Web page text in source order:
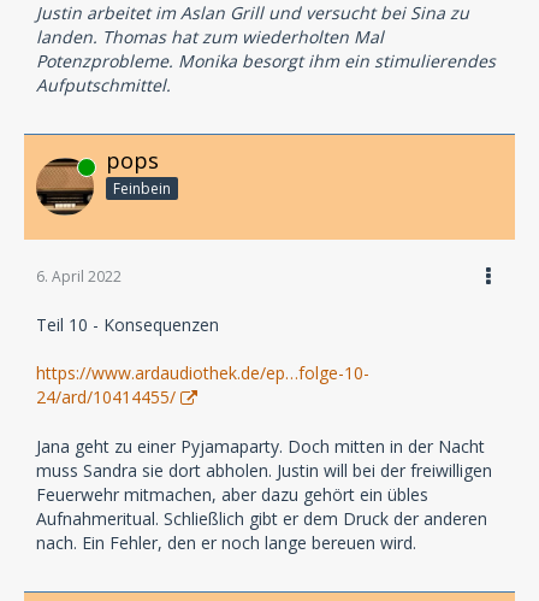
Justin arbeitet im Aslan Grill und versucht bei Sina zu
landen. Thomas hat zum wiederholten Mal
Potenzprobleme. Monika besorgt ihm ein stimulierendes
Aufputschmittel.
Online pops
Feinbein
6. April 2022
Teil 10 - Konsequenzen
https://www.ardaudiothek.de/ep…folge-10-
24/ard/10414455/
Jana geht zu einer Pyjamaparty. Doch mitten in der Nacht
muss Sandra sie dort abholen. Justin will bei der freiwilligen
Feuerwehr mitmachen, aber dazu gehört ein übles
Aufnahmeritual. Schließlich gibt er dem Druck der anderen
nach. Ein Fehler, den er noch lange bereuen wird.